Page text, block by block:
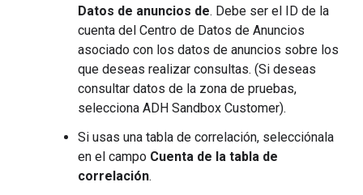
Datos de anuncios de. Debe ser el ID de la
cuenta del Centro de Datos de Anuncios
asociado con los datos de anuncios sobre los
que deseas realizar consultas. (Si deseas
consultar datos de la zona de pruebas,
selecciona ADH Sandbox Customer).
Si usas una tabla de correlación, selecciónala
en el campo Cuenta de la tabla de
correlación.